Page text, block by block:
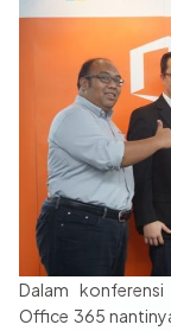
Dalam
Office 365